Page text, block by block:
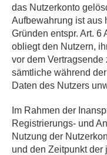
das Nutzerkonto
Aufbewahrung ist aus
Gründen entspr. Art. 6
obliegt den Nutzern,
vor dem
sämtliche während
Daten des Nutzers
Im Rahmen der
Registrierungs- und
Nutzung der
und den Zeitpunkt